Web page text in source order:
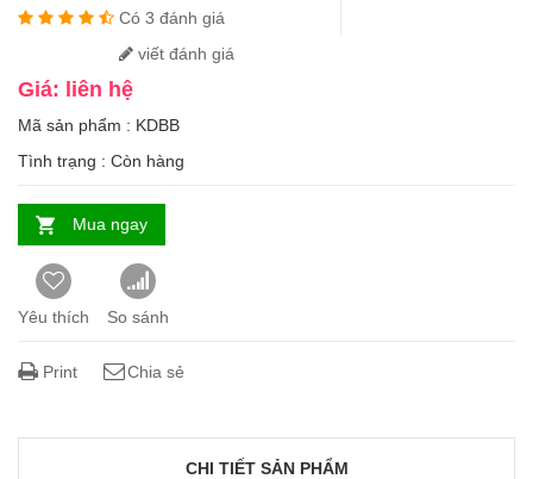
Có 3 đánh giá
viết đánh giá
Giá: liên hệ
Mã sản phẩm : KDBB
Tình trạng : Còn hàng
Mua ngay
Yêu thích So sánh
Print Chia sẻ
CHI TIẾT SẢN PHẨM